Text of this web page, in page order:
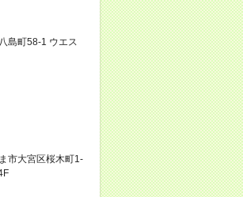
島町58-1 ウエス
市大宮区桜木町1-